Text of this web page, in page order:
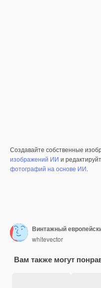
Создавайте собственные
изображений ИИ и
фотографий на основе ИИ.
whitevector
Вам также могут